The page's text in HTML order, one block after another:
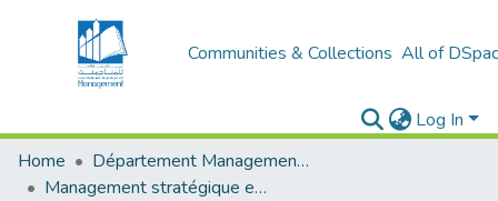
Communities & Collections All of
Log In
Home
Département Management stratégique et système
Management stratégique et système d’information (MSSI)